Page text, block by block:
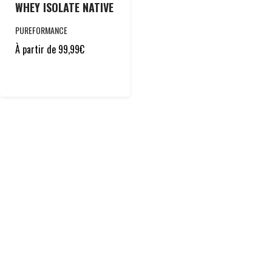
WHEY ISOLATE NATIVE
PUREFORMANCE
À partir de 99,99€